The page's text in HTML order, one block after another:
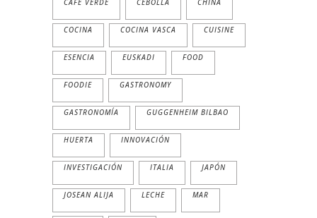
COCINA COCINA VASCA CUISINE
ESENCIA EUSKADI FOOD
FOODIE GASTRONOMY
GASTRONOMÍA GUGGENHEIM BILBAO
HUERTA INNOVACIÓN
INVESTIGACIÓN ITALIA JAPÓN
JOSEAN ALIJA LECHE MAR